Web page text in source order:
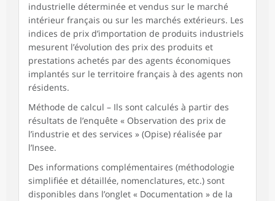
industrielle déterminée et vendus sur le marché
intérieur français ou sur les marchés extérieurs. Les
indices de prix d’importation de produits industriels
mesurent l’évolution des prix des produits et
prestations achetés par des agents économiques
implantés sur le territoire français à des agents non
résidents.
Méthode de calcul – Ils sont calculés à partir des
résultats de l’enquête « Observation des prix de
l’industrie et des services » (Opise) réalisée par
l’Insee.
Des informations complémentaires (méthodologie
simplifiée et détaillée, nomenclatures, etc.) sont
disponibles dans l’onglet « Documentation » de la